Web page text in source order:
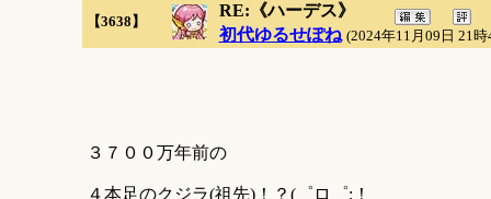
【3638】
RE:《ハーデス》
初代ゆるせぽね (2024年11月09日 21時
３７００万年前の
４本足のクジラ(祖先)！？(゜ロ゜;！